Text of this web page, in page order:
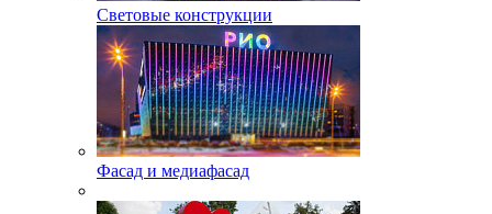
Световые конструкции
Фасад и медиафасад